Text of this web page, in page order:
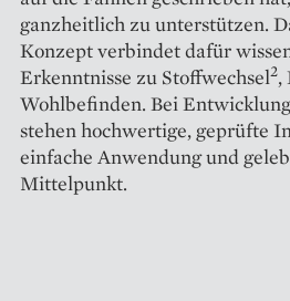
ganzheitlich zu unterstützen.
Konzept verbindet dafür
Erkenntnisse zu Stoffwechsel2,
Wohlbefinden. Bei
stehen hochwertige, geprüfte
einfache Anwendung und
Mittelpunkt.